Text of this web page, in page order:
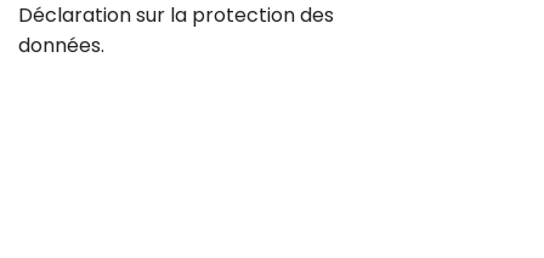
Déclaration sur la protection des
données.